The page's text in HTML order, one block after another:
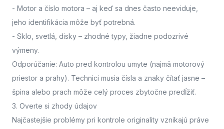
- Motor a číslo motora – aj keď sa dnes často neeviduje,
jeho identifikácia môže byť potrebná.
- Sklo, svetlá, disky – zhodné typy, žiadne podozrivé
výmeny.
Odporúčanie: Auto pred kontrolou umyte (najmä motorový
priestor a prahy). Technici musia čísla a znaky čítať jasne –
špina alebo prach môže celý proces zbytočne predĺžiť.
3. Overte si zhody údajov
Najčastejšie problémy pri kontrole originality vznikajú práve